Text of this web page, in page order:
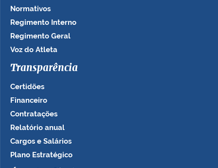
Normativos
Regimento Interno
Regimento Geral
Voz do Atleta
Transparência
Certidões
Financeiro
Contratações
Relatório anual
Cargos e Salários
Plano Estratégico